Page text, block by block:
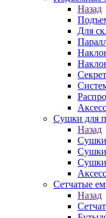
Назад
Для
Сушки для
Назад
Сушки
Сушки
Сетчатые
Назад